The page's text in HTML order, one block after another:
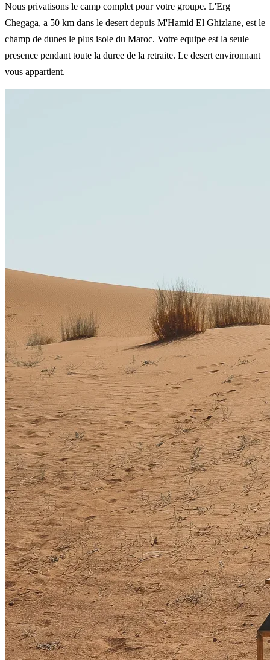
Nous privatisons le camp complet pour votre groupe. L'Erg
Chegaga, a 50 km dans le desert depuis M'Hamid El Ghizlane, est le
champ de dunes le plus isole du Maroc. Votre equipe est la seule
presence pendant toute la duree de la retraite. Le desert environnant
vous appartient.